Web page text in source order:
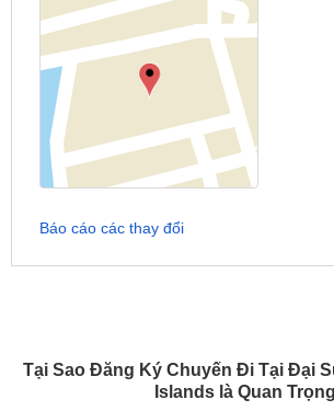
Tại Sao Đăng Ký Chuyến Đi Tại Đại
Islands là Quan Trọng
Báo cáo các thay đổi